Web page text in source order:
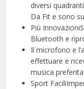
diversi
Da Fit e sono
Più
Bluetooth e
Il microfono e
effettuare e
musica
Sport